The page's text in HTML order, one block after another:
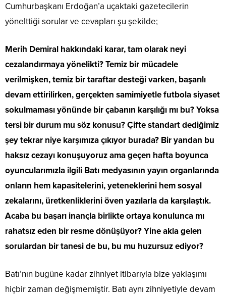
Cumhurbaşkanı Erdoğan’a uçaktaki gazetecilerin
yönelttiği sorular ve cevapları şu şekilde;
Merih Demiral hakkındaki karar, tam olarak neyi
cezalandırmaya yönelikti? Temiz bir mücadele
verilmişken, temiz bir taraftar desteği varken, başarılı
devam ettirilirken, gerçekten samimiyetle futbola siyaset
sokulmaması yönünde bir çabanın karşılığı mı bu? Yoksa
tersi bir durum mu söz konusu? Çifte standart dediğimiz
şey tekrar niye karşımıza çıkıyor burada? Bir yandan bu
haksız cezayı konuşuyoruz ama geçen hafta boyunca
oyuncularımızla ilgili Batı medyasının yayın organlarında
onların hem kapasitelerini, yeteneklerini hem sosyal
zekalarını, üretkenliklerini öven yazılarla da karşılaştık.
Acaba bu başarı inançla birlikte ortaya konulunca mı
rahatsız eden bir resme dönüşüyor? Yine akla gelen
sorulardan bir tanesi de bu, bu mu huzursuz ediyor?
Batı’nın bugüne kadar zihniyet itibarıyla bize yaklaşımı
hiçbir zaman değişmemiştir. Batı aynı zihniyetiyle devam